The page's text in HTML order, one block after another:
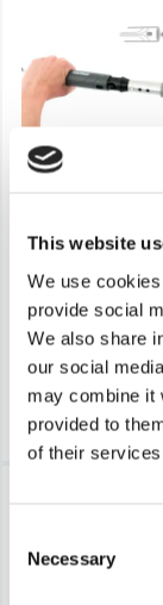
This website
We use
provide social
We also share
our social
may combine it
provided to
of their
Selection
Necessary
TEBO
37 kr
28 kr
Finns i Webblager
Köp